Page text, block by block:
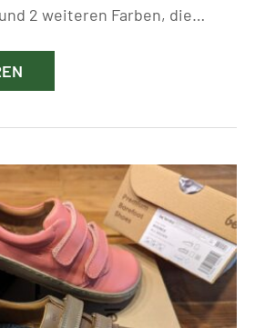
2 weiteren Farben, die…